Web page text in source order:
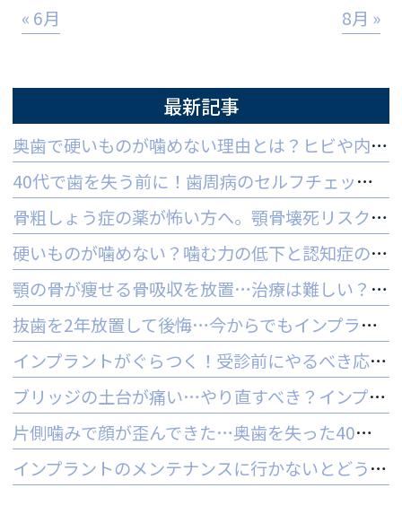
« 6月 8月 »
最新記事
奥歯で硬いものが噛めない理由とは？ヒビや内部炎症の疑いと対策
40代で歯を失う前に！歯周病のセルフチェックと守る予防法
骨粗しょう症の薬が怖い方へ。顎骨壊死リスクを防ぐ3つの対策
硬いものが噛めない？噛む力の低下と認知症の関係と受診の目安
顎の骨が痩せる骨吸収を放置…治療は難しい？手遅れを防ぐ3つの対策
抜歯を2年放置して後悔…今からでもインプラントはできる？
インプラントがぐらつく！受診前にやるべき応急処置とNG行動一覧
ブリッジの土台が痛い…やり直すべき？インプラントとの判断基準を解説
片側噛みで顔が歪んできた…奥歯を失った40代女性のインプラントという選択肢
インプラントのメンテナンスに行かないとどうなる？ 他院でやってもいいの？